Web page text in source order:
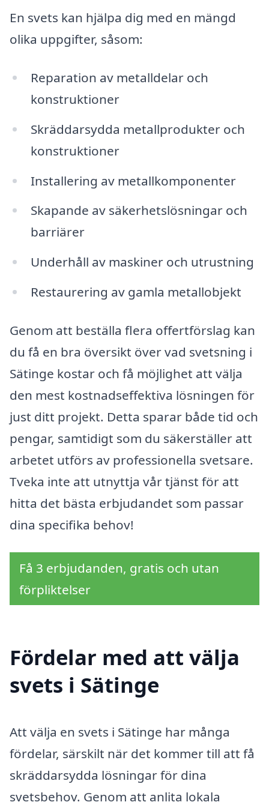
En svets kan hjälpa dig med en mängd
olika uppgifter, såsom:
Reparation av metalldelar och
konstruktioner
Skräddarsydda metallprodukter och
konstruktioner
Installering av metallkomponenter
Skapande av säkerhetslösningar och
barriärer
Underhåll av maskiner och utrustning
Restaurering av gamla metallobjekt
Genom att beställa flera offertförslag kan
du få en bra översikt över vad svetsning i
Sätinge kostar och få möjlighet att välja
den mest kostnadseffektiva lösningen för
just ditt projekt. Detta sparar både tid och
pengar, samtidigt som du säkerställer att
arbetet utförs av professionella svetsare.
Tveka inte att utnyttja vår tjänst för att
hitta det bästa erbjudandet som passar
dina specifika behov!
Få 3 erbjudanden, gratis och utan
förpliktelser
Fördelar med att välja
svets i Sätinge
Att välja en svets i Sätinge har många
fördelar, särskilt när det kommer till att få
skräddarsydda lösningar för dina
svetsbehov. Genom att anlita lokala